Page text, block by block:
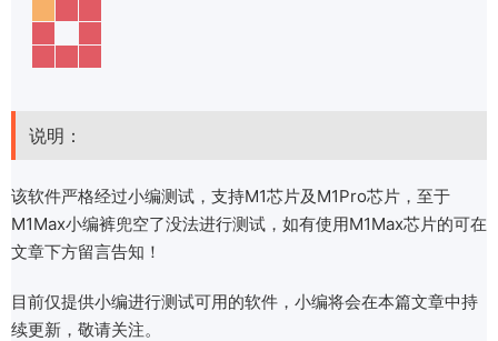
说明：
该软件严格经过小编测试，支持M1芯片及M1Pro芯片，至于
M1Max小编裤兜空了没法进行测试，如有使用M1Max芯片的可在
文章下方留言告知！
目前仅提供小编进行测试可用的软件，小编将会在本篇文章中持
续更新，敬请关注。